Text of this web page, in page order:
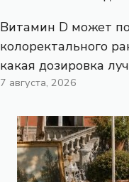
Витамин D может
колоректального
какая дозировка
7 августа, 2026